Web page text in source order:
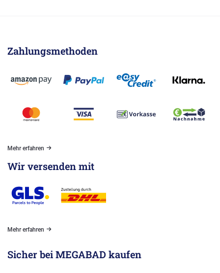
Zahlungsmethoden
Mehr erfahren
Wir versenden mit
Mehr erfahren
Sicher bei MEGABAD kaufen